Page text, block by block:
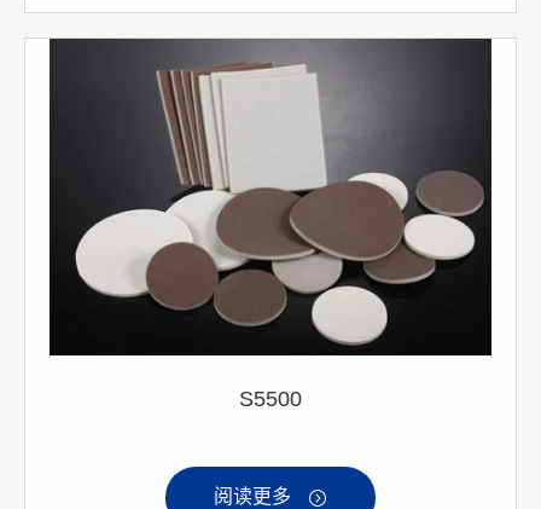
S5500
阅读更多 